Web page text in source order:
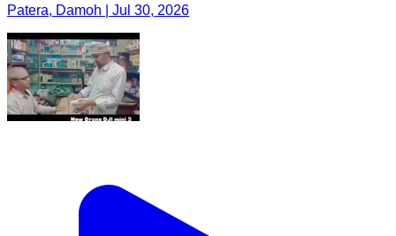
Patera, Damoh | Jul 30, 2026